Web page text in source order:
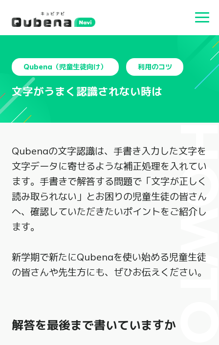
Qubena（児童生徒向け） 利用のコツ
文字がうまく認識されない時は
Qubenaの文字認識は、手書き入力した文字を
文字データに寄せるような補正処理を入れてい
ます。手書きで解答する問題で「文字が正しく
読み取られない」とお困りの児童生徒の皆さん
へ、確認していただきたいポイントをご紹介し
ます。
新学期で新たにQubenaを使い始める児童生徒
の皆さんや先生方にも、ぜひお伝えください。
解答を最後まで書いていますか